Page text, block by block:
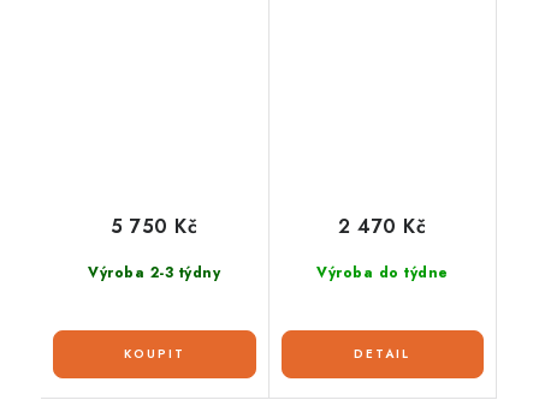
Výroba 2-3 týdny
5 750 Kč
Výroba do týdne
2 470 Kč